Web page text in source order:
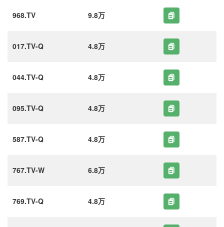
968.TV 9.8万
017.TV-Q 4.8万
044.TV-Q 4.8万
095.TV-Q 4.8万
587.TV-Q 4.8万
767.TV-W 6.8万
769.TV-Q 4.8万